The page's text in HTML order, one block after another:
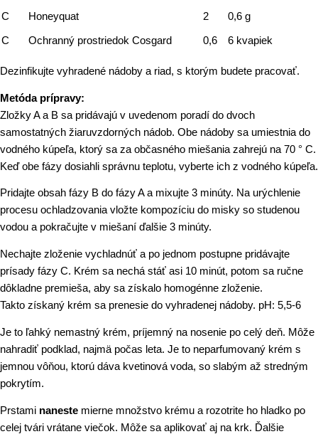
C
Honeyquat 2
0,6 g
C
Ochranný prostriedok Cosgard 0,6 6 kvapiek
Dezinfikujte vyhradené nádoby a riad, s ktorým budete pracovať.
Metóda prípravy:
Zložky A a B sa pridávajú v uvedenom poradí do dvoch
samostatných žiaruvzdorných nádob. Obe nádoby sa umiestnia do
vodného kúpeľa, ktorý sa za občasného miešania zahrejú na 70 ° C.
Keď obe fázy dosiahli správnu teplotu, vyberte ich z vodného kúpeľa.
Pridajte obsah fázy B do fázy A a mixujte 3 minúty. Na urýchlenie
procesu ochladzovania vložte kompozíciu do misky so studenou
vodou a pokračujte v miešaní ďalšie 3 minúty.
Nechajte zloženie vychladnúť a po jednom postupne pridávajte
prísady fázy C. Krém sa nechá stáť asi 10 minút, potom sa ručne
dôkladne premieša, aby sa získalo homogénne zloženie.
Takto získaný krém sa prenesie do vyhradenej nádoby. pH: 5,5-6
Je to ľahký nemastný krém, príjemný na nosenie po celý deň. Môže
nahradiť podklad, najmä počas leta. Je to neparfumovaný krém s
jemnou vôňou, ktorú dáva kvetinová voda, so slabým až stredným
pokrytím.
Prstami naneste mierne množstvo krému a rozotrite ho hladko po
celej tvári vrátane viečok. Môže sa aplikovať aj na krk. Ďalšie